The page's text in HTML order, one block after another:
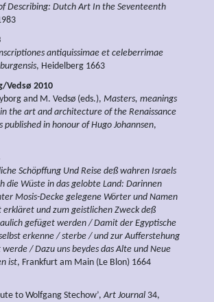
Describing: Dutch Art In the Seventeenth
antiquissimae et celeberrimae
, Heidelberg 1663
Vedsø 2010
and M. Vedsø (eds.), Masters, meanings
the art and architecture of the Renaissance
published in honour of Hugo Johannsen,
Schöpffung Und Reise deß wahren Israels
die Wüste in das gelobte Land: Darinnen
Mosis-Decke gelegene Wörter und Namen
erkläret und zum geistlichen Zweck deß
gefüget werden / Damit der Egyptische
erkenne / sterbe / und zur Aufferstehung
/ Dazu uns beydes das Alte und Neue
ist, Frankfurt am Main (Le Blon) 1664
to Wolfgang Stechow’,Art Journal 34,